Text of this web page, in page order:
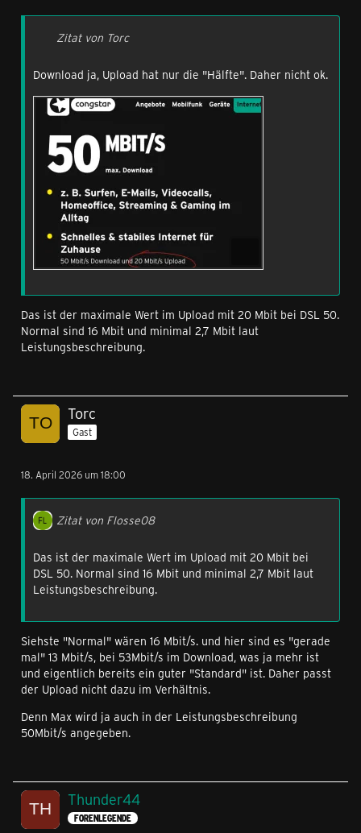
Zitat von Torc
Download ja, Upload hat nur die "Hälfte". Daher nicht ok.
Das ist der maximale Wert im Upload mit 20 Mbit bei DSL 50.
Normal sind 16 Mbit und minimal 2,7 Mbit laut
Leistungsbeschreibung.
Torc
Gast
18. April 2026 um 18:00
Zitat von Flosse08
Das ist der maximale Wert im Upload mit 20 Mbit bei
DSL 50. Normal sind 16 Mbit und minimal 2,7 Mbit laut
Leistungsbeschreibung.
Siehste "Normal" wären 16 Mbit/s. und hier sind es "gerade
mal" 13 Mbit/s, bei 53Mbit/s im Download, was ja mehr ist
und eigentlich bereits ein guter "Standard" ist. Daher passt
der Upload nicht dazu im Verhältnis.
Denn Max wird ja auch in der Leistungsbeschreibung
50Mbit/s angegeben.
Thunder44
FORENLEGENDE